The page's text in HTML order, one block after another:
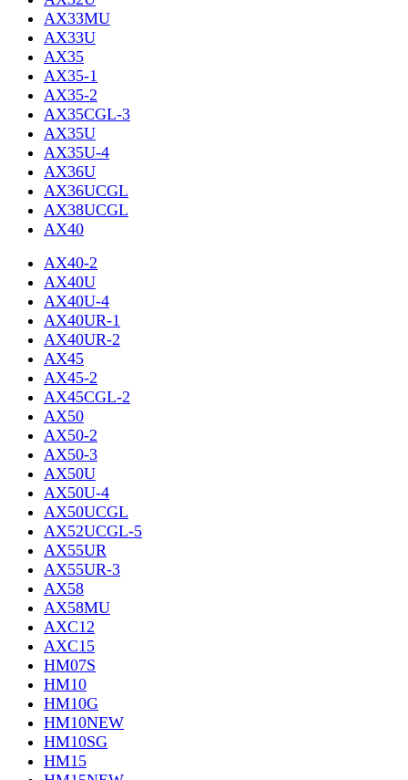
AX33MU
AX33U
AX35
AX35-1
AX35-2
AX35CGL-3
AX35U
AX35U-4
AX36U
AX36UCGL
AX38UCGL
AX40
AX40-2
AX40U
AX40U-4
AX40UR-1
AX40UR-2
AX45
AX45-2
AX45CGL-2
AX50
AX50-2
AX50-3
AX50U
AX50U-4
AX50UCGL
AX52UCGL-5
AX55UR
AX55UR-3
AX58
AX58MU
AXC12
AXC15
HM07S
HM10
HM10G
HM10NEW
HM10SG
HM15